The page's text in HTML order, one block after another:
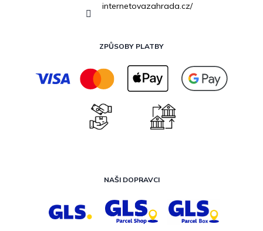
internetovazahrada.cz/
ZPŮSOBY PLATBY
NAŠI DOPRAVCI